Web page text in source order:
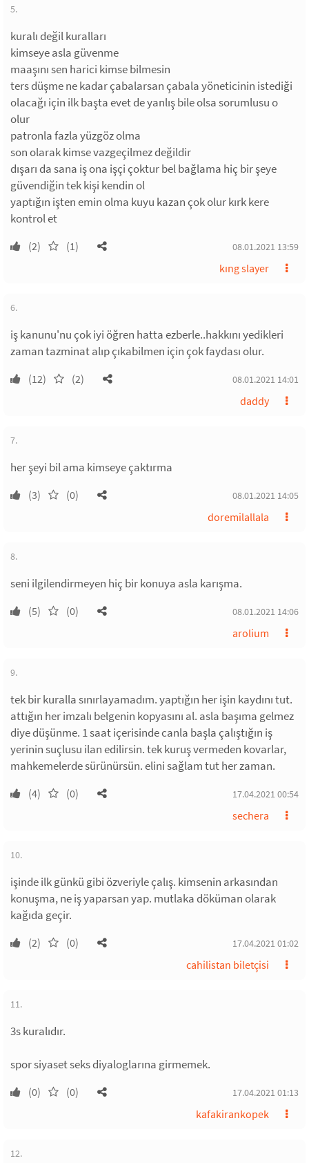
5.
kuralı değil kuralları
kimseye asla güvenme
maaşını sen harici kimse bilmesin
ters düşme ne kadar çabalarsan çabala yöneticinin istediği
olacağı için ilk başta evet de yanlış bile olsa sorumlusu o
olur
patronla fazla yüzgöz olma
son olarak kimse vazgeçilmez değildir
dışarı da sana iş ona işçi çoktur bel bağlama hiç bir şeye
güvendiğin tek kişi kendin ol
yaptığın işten emin olma kuyu kazan çok olur kırk kere
kontrol et
(2) (1) 08.01.2021 13:59
kıng slayer
6.
iş kanunu'nu çok iyi öğren hatta ezberle..hakkını yedikleri
zaman tazminat alıp çıkabilmen için çok faydası olur.
(12) (2) 08.01.2021 14:01
daddy
7.
her şeyi bil ama kimseye çaktırma
(3) (0) 08.01.2021 14:05
doremilallala
8.
seni ilgilendirmeyen hiç bir konuya asla karışma.
(5) (0) 08.01.2021 14:06
arolium
9.
tek bir kuralla sınırlayamadım. yaptığın her işin kaydını tut.
attığın her imzalı belgenin kopyasını al. asla başıma gelmez
diye düşünme. 1 saat içerisinde canla başla çalıştığın iş
yerinin suçlusu ilan edilirsin. tek kuruş vermeden kovarlar,
mahkemelerde sürünürsün. elini sağlam tut her zaman.
(4) (0) 17.04.2021 00:54
sechera
10.
işinde ilk günkü gibi özveriyle çalış. kimsenin arkasından
konuşma, ne iş yaparsan yap. mutlaka döküman olarak
kağıda geçir.
(2) (0) 17.04.2021 01:02
cahilistan biletçisi
11.
3s kuralıdır.
spor siyaset seks diyaloglarına girmemek.
(0) (0) 17.04.2021 01:13
kafakirankopek
12.